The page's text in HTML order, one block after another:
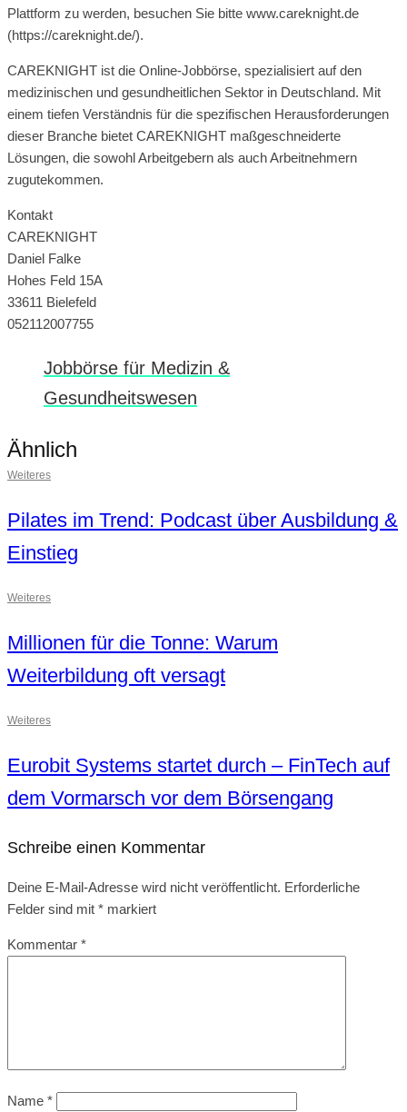
Plattform zu werden, besuchen Sie bitte www.careknight.de
(https://careknight.de/).
CAREKNIGHT ist die Online-Jobbörse, spezialisiert auf den
medizinischen und gesundheitlichen Sektor in Deutschland. Mit
einem tiefen Verständnis für die spezifischen Herausforderungen
dieser Branche bietet CAREKNIGHT maßgeschneiderte
Lösungen, die sowohl Arbeitgebern als auch Arbeitnehmern
zugutekommen.
Kontakt
CAREKNIGHT
Daniel Falke
Hohes Feld 15A
33611 Bielefeld
052112007755
Jobbörse für Medizin &
Gesundheitswesen
Ähnlich
Weiteres
Pilates im Trend: Podcast über Ausbildung &
Einstieg
Weiteres
Millionen für die Tonne: Warum
Weiterbildung oft versagt
Weiteres
Eurobit Systems startet durch – FinTech auf
dem Vormarsch vor dem Börsengang
Schreibe einen Kommentar
Deine E-Mail-Adresse wird nicht veröffentlicht. Erforderliche
Felder sind mit * markiert
Kommentar *
Name *